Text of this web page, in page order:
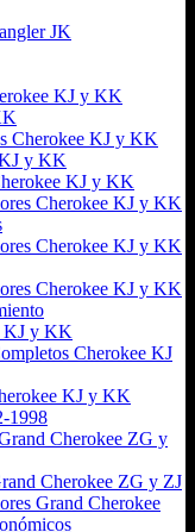
JK
KJ y KK
Cherokee KJ y KK
KJ y KK
KJ y KK
Cherokee KJ y KK
Cherokee KJ y KK
Cherokee KJ y KK
KJ y KK
Cherokee KJ
KJ y KK
1998
Cherokee ZG y
Cherokee ZG y ZJ
Grand Cherokee